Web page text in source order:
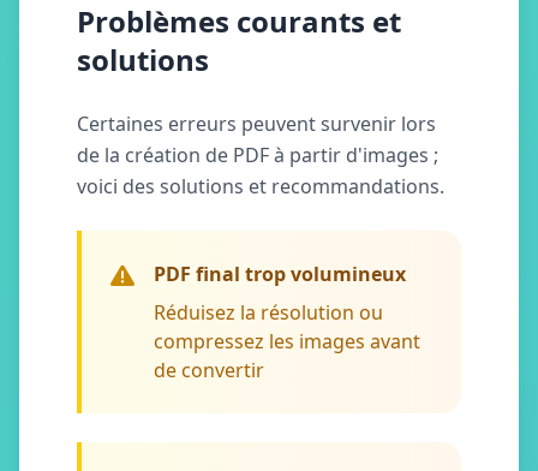
Problèmes courants et
solutions
Certaines erreurs peuvent survenir lors
de la création de PDF à partir d'images ;
voici des solutions et recommandations.
PDF final trop volumineux
Réduisez la résolution ou
compressez les images avant
de convertir